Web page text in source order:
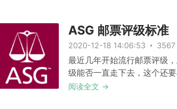
ASG 邮票评级标准
2020-12-18 14:06:53
最近几年开始流行邮票评级
级能否一直走下去，这个还
阅读全文 →